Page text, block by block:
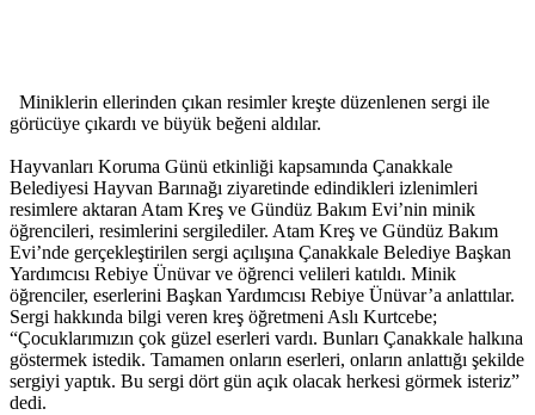
Miniklerin ellerinden çıkan resimler kreşte düzenlenen sergi ile
görücüye çıkardı ve büyük beğeni aldılar.
Hayvanları Koruma Günü etkinliği kapsamında Çanakkale
Belediyesi Hayvan Barınağı ziyaretinde edindikleri izlenimleri
resimlere aktaran Atam Kreş ve Gündüz Bakım Evi’nin minik
öğrencileri, resimlerini sergilediler. Atam Kreş ve Gündüz Bakım
Evi’nde gerçekleştirilen sergi açılışına Çanakkale Belediye Başkan
Yardımcısı Rebiye Ünüvar ve öğrenci velileri katıldı. Minik
öğrenciler, eserlerini Başkan Yardımcısı Rebiye Ünüvar’a anlattılar.
Sergi hakkında bilgi veren kreş öğretmeni Aslı Kurtcebe;
“Çocuklarımızın çok güzel eserleri vardı. Bunları Çanakkale halkına
göstermek istedik. Tamamen onların eserleri, onların anlattığı şekilde
sergiyi yaptık. Bu sergi dört gün açık olacak herkesi görmek isteriz”
dedi.